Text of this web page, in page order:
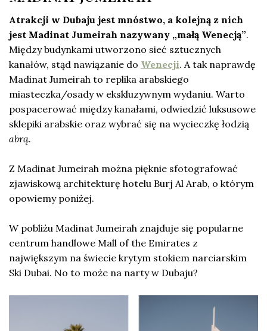
Atrakcji w Dubaju jest mnóstwo, a kolejną z nich
jest Madinat Jumeirah nazywany „małą Wenecją”.
Między budynkami utworzono sieć sztucznych
kanałów, stąd nawiązanie do Wenecji. A tak naprawdę
Madinat Jumeirah to replika arabskiego
miasteczka/osady w ekskluzywnym wydaniu. Warto
pospacerować między kanałami, odwiedzić luksusowe
sklepiki arabskie oraz wybrać się na wycieczkę łodzią
abrą.
Z Madinat Jumeirah można pięknie sfotografować
zjawiskową architekturę hotelu Burj Al Arab, o którym
opowiemy poniżej.
W pobliżu Madinat Jumeirah znajduje się popularne
centrum handlowe Mall of the Emirates z
największym na świecie krytym stokiem narciarskim
Ski Dubai. No to może na narty w Dubaju?